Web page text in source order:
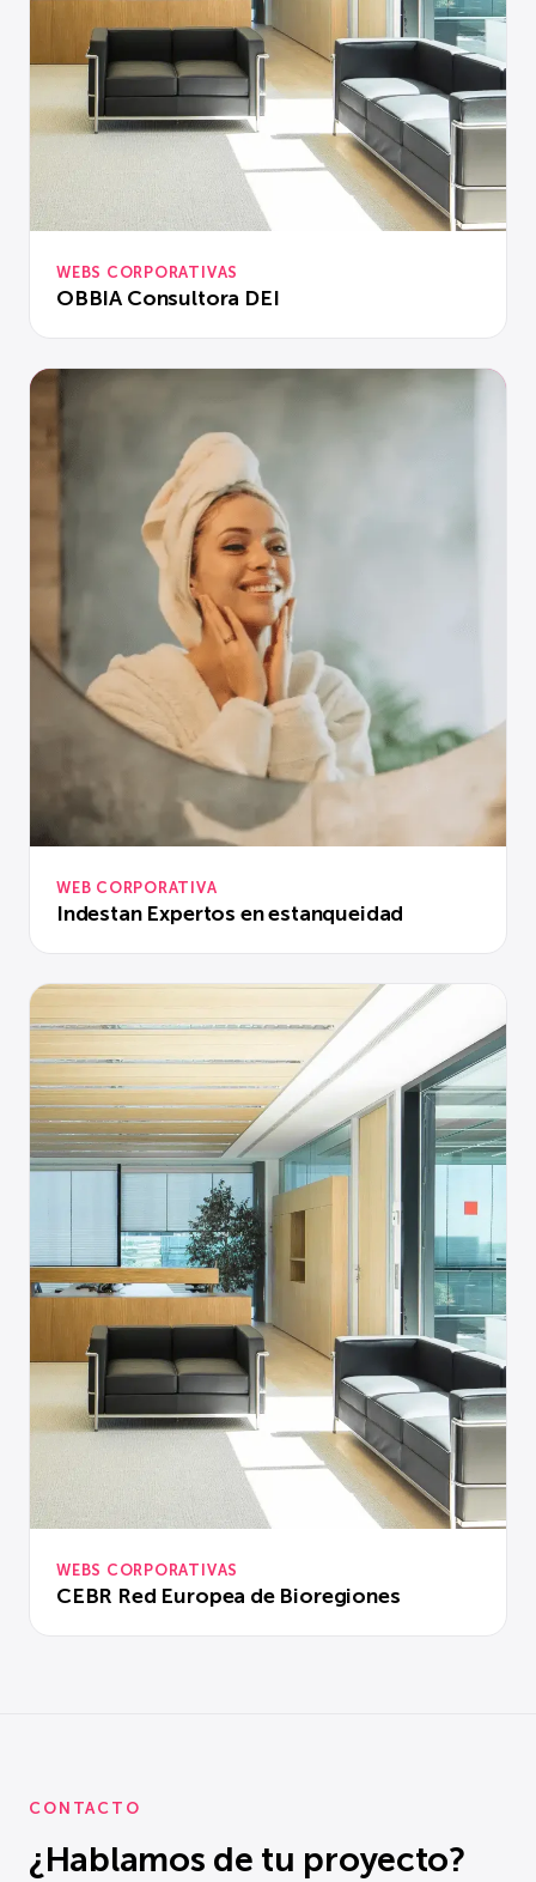
WEBS CORPORATIVAS
OBBIA Consultora DEI
WEB CORPORATIVA
Indestan Expertos en estanqueidad
WEBS CORPORATIVAS
CEBR Red Europea de Bioregiones
CONTACTO
¿Hablamos de tu proyecto?